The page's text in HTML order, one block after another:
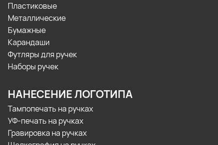
Пластиковые
Металлические
Бумажные
Карандаши
Футляры для ручек
Наборы ручек
НАНЕСЕНИЕ ЛОГОТИПА
Тампопечать на ручках
УФ-печать на ручках
Гравировка на ручках